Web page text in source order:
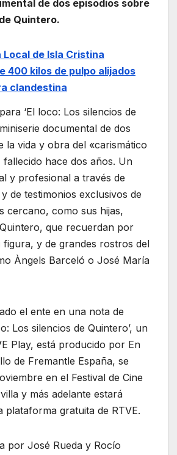
de dos episodios sobre
Quintero.
Local de Isla Cristina
400 kilos de pulpo alijados
clandestina
‘El loco: Los silencios de
documental de dos
la vida y obra del «carismático
hace dos años. Un
y profesional a través de
de testimonios exclusivos de
cercano, como sus hijas,
que recuerdan por
figura, y de grandes rostros del
Àngels Barceló o José María
el ente en una nota de
Los silencios de Quintero’, un
Play, está producido por En
de Fremantle España, se
en el Festival de Cine
y más adelante estará
plataforma gratuita de RTVE.
por José Rueda y Rocío